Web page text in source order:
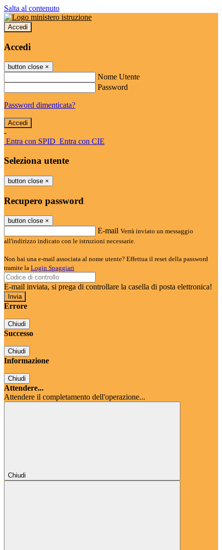
Salta al contenuto
Accedi
Accedi
button close ×
Nome Utente
Password
Password dimenticata?
-
Entra con SPID Entra con CIE
Seleziona utente
button close ×
Recupero password
button close ×
E-mail Verrà inviato un messaggio
all'indirizzo indicato con le istruzioni necessarie.
Non hai una e-mail associata al nome utente? Effettua il reset della password
tramite la Login Spaggiari
E-mail inviata, si prega di controllare la casella di posta elettronica!
Errore
Chiudi
Successo
Chiudi
Informazione
Chiudi
Attendere...
Attendere il completamento dell'operazione...
Chiudi